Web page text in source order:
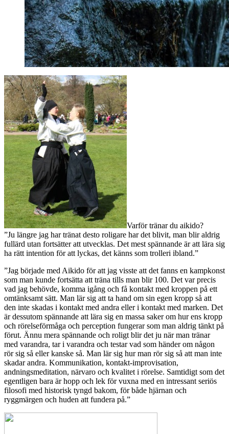
Varför tränar du aikido?
”Ju längre jag har tränat desto roligare har det blivit, man blir aldrig
fullärd utan fortsätter att utvecklas. Det mest spännande är att lära sig
ha rätt intention för att lyckas, det känns som trolleri ibland.”
”Jag började med Aikido för att jag visste att det fanns en kampkonst
som man kunde fortsätta att träna tills man blir 100. Det var precis
vad jag behövde, komma igång och få kontakt med kroppen på ett
omtänksamt sätt. Man lär sig att ta hand om sin egen kropp så att
den inte skadas i kontakt med andra eller i kontakt med marken. Det
är dessutom spännande att lära sig en massa saker om hur ens kropp
och rörelseförmåga och perception fungerar som man aldrig tänkt på
förut. Ännu mera spännande och roligt blir det ju när man tränar
med varandra, tar i varandra och testar vad som händer om någon
rör sig så eller kanske så. Man lär sig hur man rör sig så att man inte
skadar andra. Kommunikation, kontakt-improvisation,
andningsmeditation, närvaro och kvalitet i rörelse. Samtidigt som det
egentligen bara är hopp och lek för vuxna med en intressant seriös
filosofi med historisk tyngd bakom, för både hjärnan och
ryggmärgen och huden att fundera på.”